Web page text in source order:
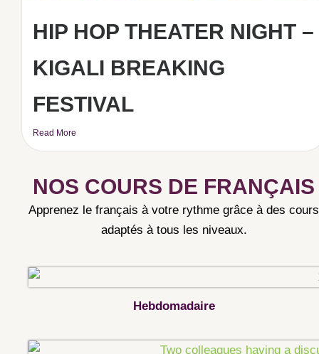
HIP HOP THEATER NIGHT –
KIGALI BREAKING
FESTIVAL
Read More
NOS COURS DE FRANÇAIS
Apprenez le français à votre rythme grâce à des cours
adaptés à tous les niveaux.
Hebdomadaire